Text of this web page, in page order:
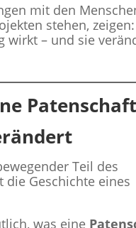
mit den
stehen, zeigen:
wirkt – und sie
Patenschaft
Teil des
die Geschichte eines
was eine